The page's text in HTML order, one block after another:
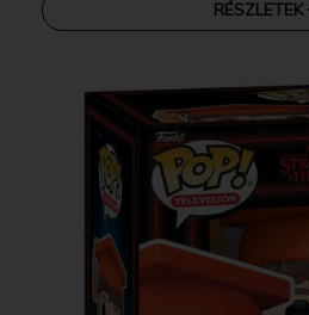
RÉSZLETEK